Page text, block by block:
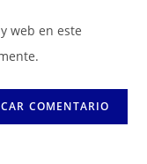
web en este